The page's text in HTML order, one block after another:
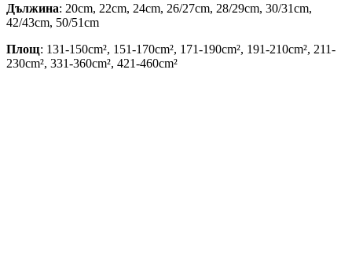
Дължина: 20cm, 22cm, 24cm, 26/27cm, 28/29cm, 30/31cm,
42/43cm, 50/51cm
Площ: 131-150cm², 151-170cm², 171-190cm², 191-210cm², 211-
230cm², 331-360cm², 421-460cm²